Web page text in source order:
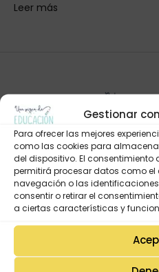
Gestionar
Para ofrecer las mejores
como las cookies para
del dispositivo. El
permitirá procesar datos como
navegación o las identificaciones
consentir o retirar el
a ciertas características y
Leer más
Mi
Lista de
Mi